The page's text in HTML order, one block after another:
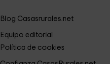
Blog Casasrurales.net
Equipo editorial
Política de cookies